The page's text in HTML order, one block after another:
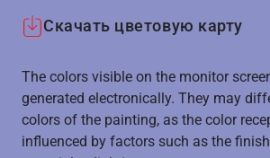
Скачать цветовую карту
The colors visible on the monitor
generated electronically. They may
colors of the painting, as the color
influenced by factors such as the